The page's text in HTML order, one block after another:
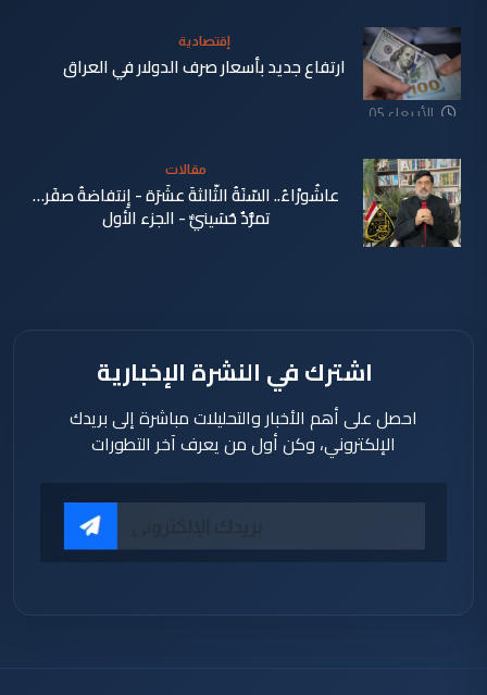
الأربعاء 05
إقتصادية
ارتفاع جديد بأسعار صرف الدولار في العراق
مقالات
عاشُورْاءُ.. السّنَةُ الثّالثةَ عشَرَة - إِنتفاضةُ صفَر…
تمرُّدٌ حُسَينيٌّ - الجزء الأول
اشترك في النشرة الإخبارية
احصل على أهم الأخبار والتحليلات مباشرة إلى بريدك
الإلكتروني، وكن أول من يعرف آخر التطورات